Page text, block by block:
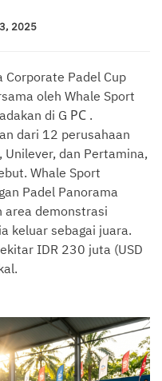
2025
Padel Cup
oleh Whale Sport
di G PC .
dari 12 perusahaan
dan Pertamina,
Whale Sport
Padel Panorama
area demonstrasi
keluar sebagai juara.
IDR 230 juta (USD